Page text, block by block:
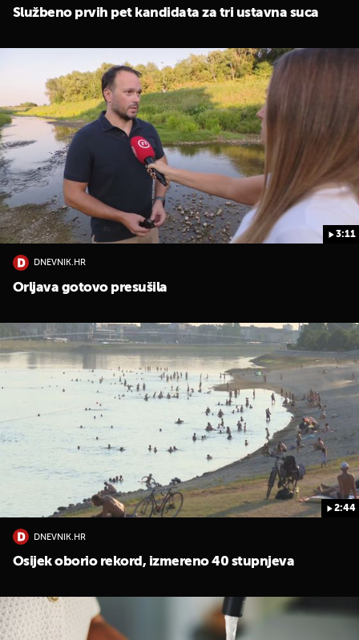
Službeno prvih pet kandidata za tri ustavna suca
3:11
DNEVNIK.HR
Orljava gotovo presušila
2:44
DNEVNIK.HR
Osijek oborio rekord, izmereno 40 stupnjeva